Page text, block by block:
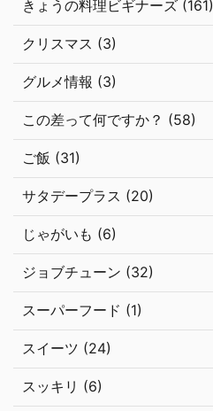
きょうの料理ビギナーズ (161)
クリスマス (3)
グルメ情報 (3)
この差って何ですか？ (58)
ご飯 (31)
サタデープラス (20)
じゃがいも (6)
ジョブチューン (32)
スーパーフード (1)
スイーツ (24)
スッキリ (6)